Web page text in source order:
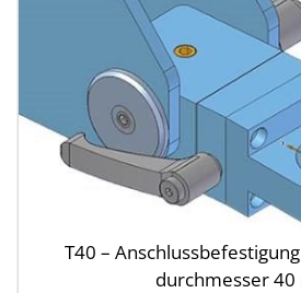
T40 –
durchmesser 40